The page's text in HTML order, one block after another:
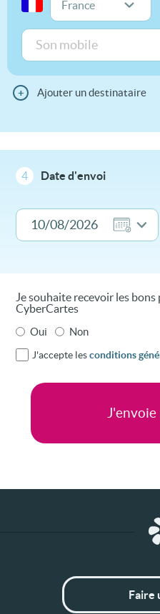
+ Ajouter un destinataire
4 Date d'envoi
Je souhaite recevoir les
CyberCartes
Oui Non
J'accepte lesconditions
Faire